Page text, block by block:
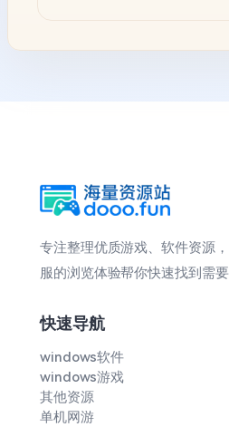
专注整理优质游戏、软件资源
服的浏览体验帮你快速找到需要
快速导航
windows软件
windows游戏
其他资源
单机网游